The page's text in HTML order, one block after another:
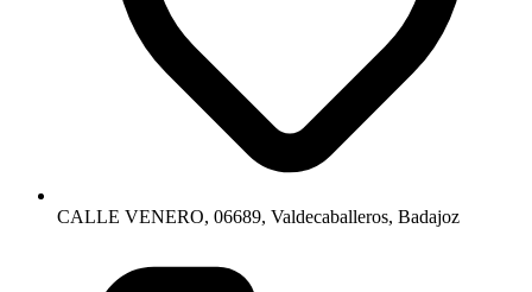
CALLE VENERO, 06689, Valdecaballeros, Badajoz